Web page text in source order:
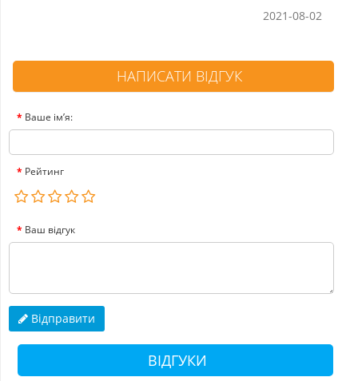
2021-08-02
НАПИСАТИ ВІДГУК
Ваше ім’я:
Рейтинг
Ваш відгук
Відправити
ВІДГУКИ